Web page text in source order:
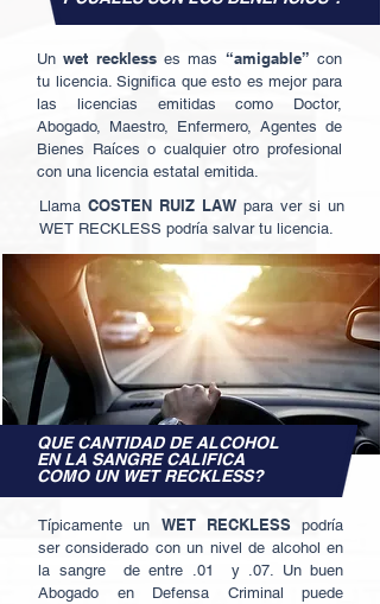
Unwet recklesses mas “amigable” con
tu licencia. Significa que esto es mejor para
las licencias emitidas como Doctor,
Abogado, Maestro, Enfermero, Agentes de
Bienes Raíces o cualquier otro profesional
con una licencia estatal emitida.
Llama COSTEN RUIZ LAW para ver si un
WET RECKLESS podría salvar tu licencia.
QUE CANTIDAD DE ALCOHOL
EN LA SANGRE CALIFICA
COMO UN WET RECKLESS?
Típicamente un WET RECKLESS podría
ser considerado con un nivel de alcohol en
la sangre de entre .01 y .07. Un buen
Abogado en Defensa Criminal puede